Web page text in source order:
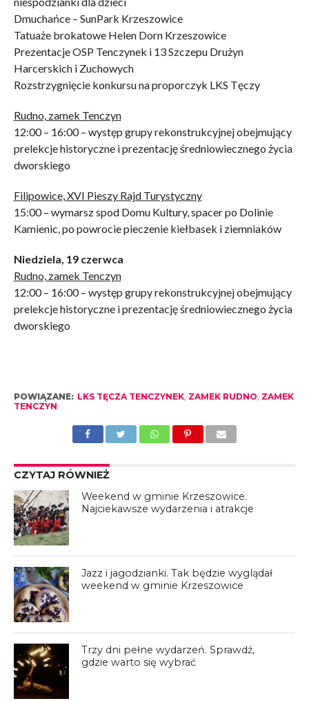
Dmuchańce – SunPark Krzeszowice
Tatuaże brokatowe Helen Dorn Krzeszowice
Prezentacje OSP Tenczynek i 13 Szczepu Drużyn
Harcerskich i Zuchowych
Rozstrzygnięcie konkursu na proporczyk LKS Tęczy
Rudno, zamek Tenczyn
12:00 – 16:00 – występ grupy rekonstrukcyjnej obejmujący
prelekcje historyczne i prezentację średniowiecznego życia
dworskiego
Filipowice, XVI Pieszy Rajd Turystyczny
15:00 – wymarsz spod Domu Kultury, spacer po Dolinie
Kamienic, po powrocie pieczenie kiełbasek i ziemniaków
Niedziela, 19 czerwca
Rudno, zamek Tenczyn
12:00 – 16:00 – występ grupy rekonstrukcyjnej obejmujący
prelekcje historyczne i prezentację średniowiecznego życia
dworskiego
POWIĄZANE: LKS TĘCZA TENCZYNEK, ZAMEK RUDNO, ZAMEK
TENCZYN
CZYTAJ RÓWNIEŻ
Weekend w gminie Krzeszowice.
Najciekawsze wydarzenia i atrakcje
Jazz i jagodzianki. Tak będzie wyglądał
weekend w gminie Krzeszowice
Trzy dni pełne wydarzeń. Sprawdź,
gdzie warto się wybrać